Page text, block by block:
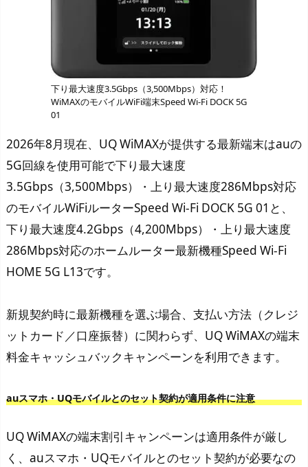
下り最大速度3.5Gbps（3,500Mbps）対応！
WiMAXのモバイルWiFi端末Speed Wi-Fi DOCK 5G
01
2026年8月現在、UQ WiMAXが提供する最新端末はauの
5G回線を使用可能で下り最大速度
3.5Gbps（3,500Mbps）・上り最大速度286Mbps対応
のモバイルWiFiルーターSpeed Wi-Fi DOCK 5G 01と、
下り最大速度4.2Gbps（4,200Mbps）・上り最大速度
286Mbps対応のホームルーター最新機種Speed Wi-Fi
HOME 5G L13です。
新規契約時に最新機種を選ぶ場合、支払い方法（クレジ
ットカード／口座振替）に関わらず、UQ WiMAXの端末
料金キャッシュバックキャンペーンを利用できます。
auスマホ・UQモバイルとのセット契約が適用条件に注意
UQ WiMAXの端末割引キャンペーンは適用条件が厳し
く、auスマホ・UQモバイルとのセット契約が必要なの